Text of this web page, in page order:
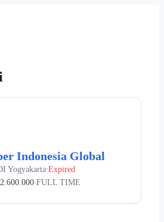
Indonesia Global
Yogyakarta•Expired
•FULL TIME